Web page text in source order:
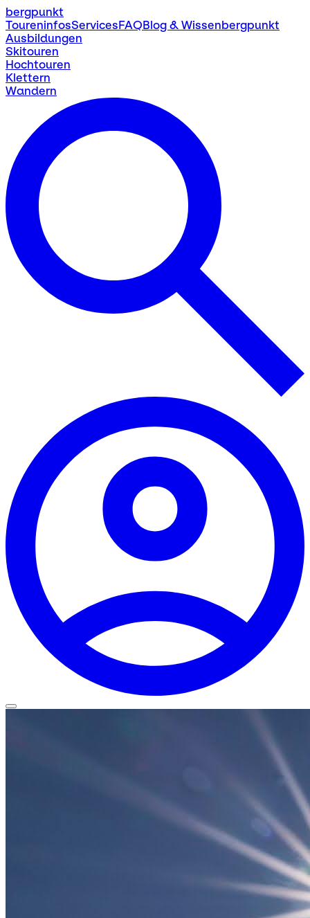
bergpunkt
ToureninfosServicesFAQBlog & Wissenbergpunkt
Ausbildungen
Skitouren
Hochtouren
Klettern
Wandern